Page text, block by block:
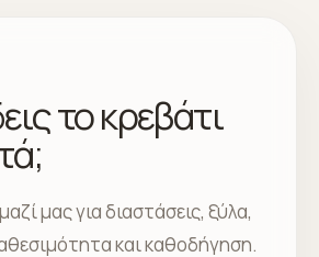
το κρεβάτι
μας για διαστάσεις, ξύλα,
και καθοδήγηση.